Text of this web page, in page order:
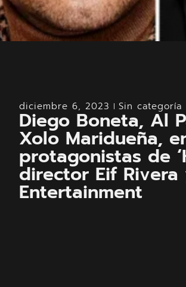
diciembre 6, 2023 Sin categoría
Diego Boneta, Al
Xolo Maridueña,
protagonistas de
director Eif Rivera
Entertainment